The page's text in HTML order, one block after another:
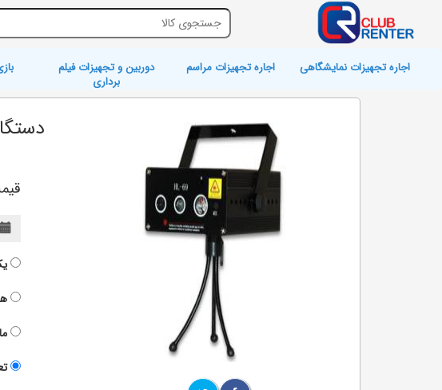
اجاره تجهیزات نمایشگاهی اجاره تجهیزات مراسم
دوربین و تجهیزات فیلم
برداری